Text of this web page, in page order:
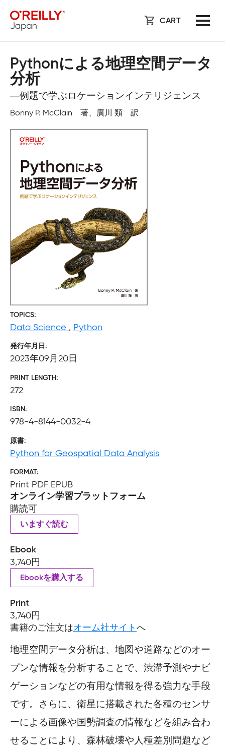
CART
Pythonによる地理空間データ
分析
―例題で学ぶロケーションインテリジェンス
Bonny P. McClain 著、廣川 類 訳
TOPICS
Data Science , Python
発行年月日
2023年09月20日
PRINT LENGTH
272
ISBN
978-4-8144-0032-4
原書
Python for Geospatial Data Analysis
FORMAT
Print PDF EPUB
オンライン学習プラットフォーム
購読可
いますぐ読む
Ebook
3,740円
Ebookを購入する
Print
3,740円
書籍のご注文はオーム社サイトへ
地理空間データ分析は、地図や道路などのオー
プンな情報を分析することで、渋滞予測やナビ
ゲーションなどの有用な情報を得る強力な手段
です。さらに、衛星に搭載された各種のセンサ
ーによる画像や国勢調査の情報などを組み合わ
せることにより、森林破壊や人種差別問題など